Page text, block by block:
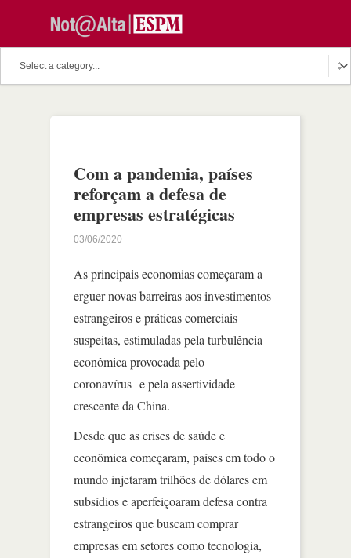
Com a pandemia, países
reforçam a defesa de
empresas estratégicas
03/06/2020
As principais economias começaram a
erguer novas barreiras aos investimentos
estrangeiros e práticas comerciais
suspeitas, estimuladas pela turbulência
econômica provocada pelo
coronavírus e pela assertividade
crescente da China.
Desde que as crises de saúde e
econômica começaram, países em todo o
mundo injetaram trilhões de dólares em
subsídios e aperfeiçoaram defesa contra
estrangeiros que buscam comprar
empresas em setores como tecnologia,